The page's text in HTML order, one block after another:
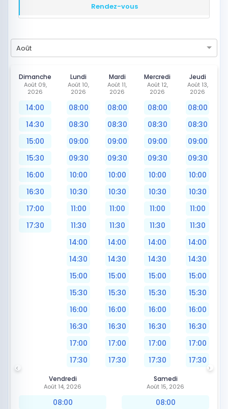
Rendez-vous
Août
Dimanche
Août 09,
2026
14:00
14:30
15:00
15:30
16:00
16:30
17:00
17:30
Lundi
Août 10,
2026
08:00
08:30
09:00
09:30
10:00
10:30
11:00
11:30
14:00
14:30
15:00
15:30
16:00
16:30
17:00
17:30
Mardi
Août 11,
2026
08:00
08:30
09:00
09:30
10:00
10:30
11:00
11:30
14:00
14:30
15:00
15:30
16:00
16:30
17:00
17:30
Mercredi
Août 12,
2026
08:00
08:30
09:00
09:30
10:00
10:30
11:00
11:30
14:00
14:30
15:00
15:30
16:00
16:30
17:00
17:30
Jeudi
Août 13,
2026
08:00
08:30
09:00
09:30
10:00
10:30
11:00
11:30
14:00
14:30
15:00
15:30
16:00
16:30
17:00
17:30
Vendredi
Août 14, 2026
08:00
Samedi
Août 15, 2026
08:00